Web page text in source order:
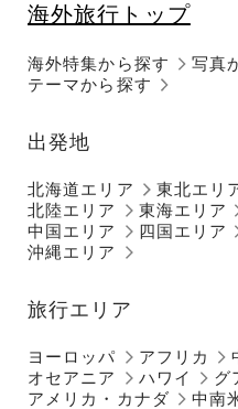
海外旅行トップ
海外特集から探す
テーマから探す
写真
出発地
北海道エリア 東北エリ
北陸エリア
東海エリア
中国エリア
四国エリア
沖縄エリア
旅行エリア
ヨーロッパ アフリカ
オセアニア
ハワイ
グ
アメリカ・カナダ
中南